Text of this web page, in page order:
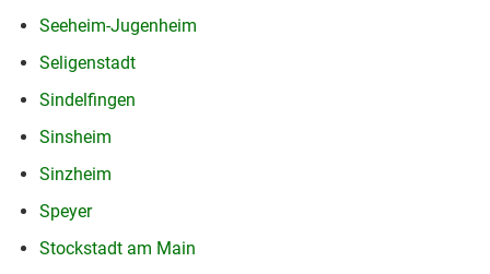
Seeheim-Jugenheim
Seligenstadt
Sindelfingen
Sinsheim
Sinzheim
Speyer
Stockstadt am Main